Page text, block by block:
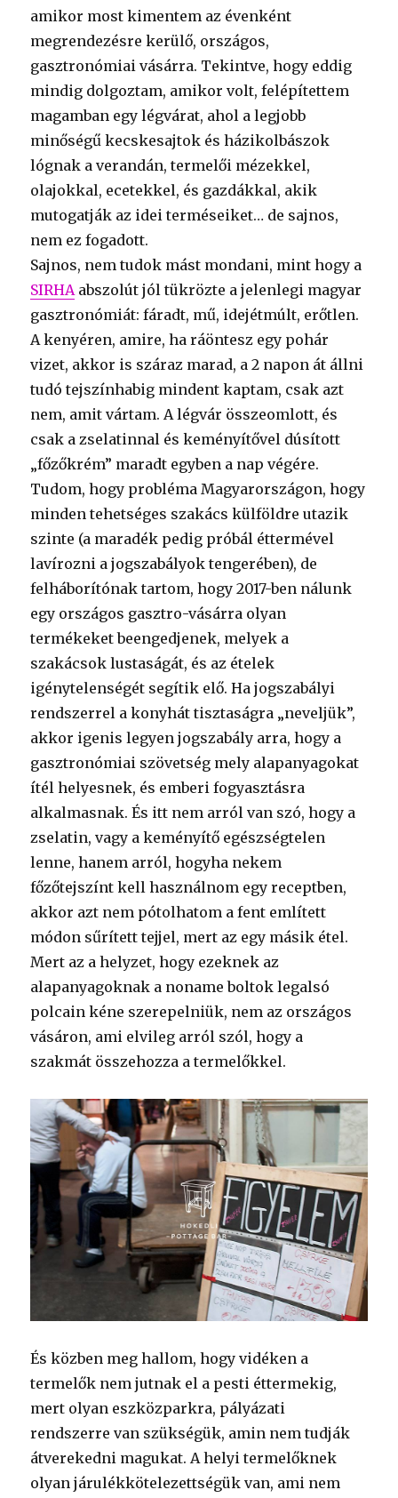
amikor most kimentem az évenként
megrendezésre kerülő, országos,
gasztronómiai vásárra. Tekintve, hogy eddig
mindig dolgoztam, amikor volt, felépítettem
magamban egy légvárat, ahol a legjobb
minőségű kecskesajtok és házikolbászok
lógnak a verandán, termelői mézekkel,
olajokkal, ecetekkel, és gazdákkal, akik
mutogatják az idei terméseiket… de sajnos,
nem ez fogadott.
Sajnos, nem tudok mást mondani, mint hogy a
SIRHA abszolút jól tükrözte a jelenlegi magyar
gasztronómiát: fáradt, mű, idejétmúlt, erőtlen.
A kenyéren, amire, ha ráöntesz egy pohár
vizet, akkor is száraz marad, a 2 napon át állni
tudó tejszínhabig mindent kaptam, csak azt
nem, amit vártam. A légvár összeomlott, és
csak a zselatinnal és keményítővel dúsított
„főzőkrém” maradt egyben a nap végére.
Tudom, hogy probléma Magyarországon, hogy
minden tehetséges szakács külföldre utazik
szinte (a maradék pedig próbál éttermével
lavírozni a jogszabályok tengerében), de
felháborítónak tartom, hogy 2017-ben nálunk
egy országos gasztro-vásárra olyan
termékeket beengedjenek, melyek a
szakácsok lustaságát, és az ételek
igénytelenségét segítik elő. Ha jogszabályi
rendszerrel a konyhát tisztaságra „neveljük”,
akkor igenis legyen jogszabály arra, hogy a
gasztronómiai szövetség mely alapanyagokat
ítél helyesnek, és emberi fogyasztásra
alkalmasnak. És itt nem arról van szó, hogy a
zselatin, vagy a keményítő egészségtelen
lenne, hanem arról, hogyha nekem
főzőtejszínt kell használnom egy receptben,
akkor azt nem pótolhatom a fent említett
módon sűrített tejjel, mert az egy másik étel.
Mert az a helyzet, hogy ezeknek az
alapanyagoknak a noname boltok legalsó
polcain kéne szerepelniük, nem az országos
vásáron, ami elvileg arról szól, hogy a
szakmát összehozza a termelőkkel.
És közben meg hallom, hogy vidéken a
termelők nem jutnak el a pesti éttermekig,
mert olyan eszközparkra, pályázati
rendszerre van szükségük, amin nem tudják
átverekedni magukat. A helyi termelőknek
olyan járulékkötelezettségük van, ami nem